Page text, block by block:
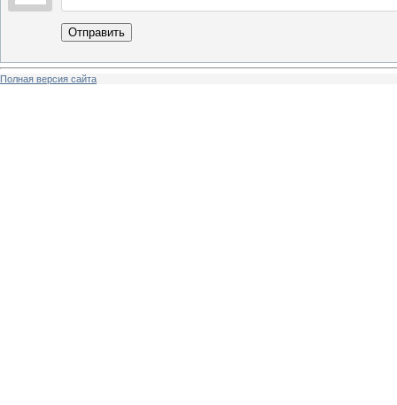
Отправить
Полная версия сайта